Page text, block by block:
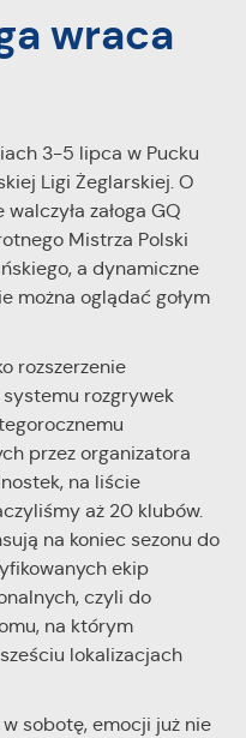
wraca
3-5 lipca w Pucku
Ligi Żeglarskiej. O
załoga GQ
Mistrza Polski
a dynamiczne
można oglądać gołym
rozszerzenie
rozgrywek
przez organizatora
na liście
aż 20 klubów.
na koniec sezonu do
ekip
czyli do
na którym
lokalizacjach
sobotę, emocji już nie
internetowej
Ciebie ustawień oraz
czy
naszej strony poprzez
preferencji.
personalizacyjne pliki
ilości funkcji na
nam rozwijać się i
informacji w
miejsca oraz
serwisów
wśród
są przetwarzane w
zgody na analityczne pliki
funkcjonalności.
Ci
na stronach naszych
Ci naszych
upodobań oraz
witryny
pojawić się na
będących naszymi
Firmy te działają w
nasze treści w
mediów